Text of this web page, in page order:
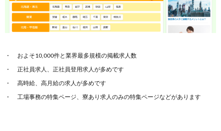
およそ10,000件と業界最多規模の掲載求人数
正社員求人、正社員登用求人が多めです
高時給、高月給の求人が多めです
工場事務の特集ページ、寮あり求人のみの特集ページなどがあります